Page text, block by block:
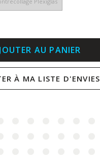
AU PANIER
À MA LISTE D'ENVIES